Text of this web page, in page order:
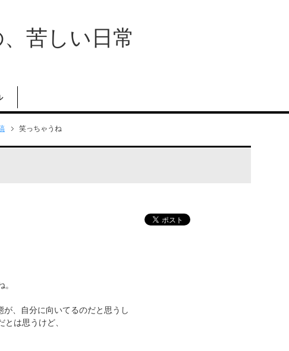
苦しい日常
笑っちゃうね
、自分に向いてるのだと思うし
は思うけど、